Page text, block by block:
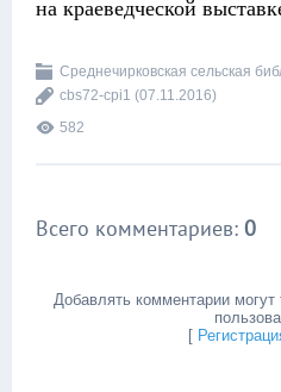
на краеведческой
Среднечирковская сельская
cbs72-cpi1 (07.11.2016)
582
Всего комментариев: 0
Добавлять комментарии могут
[